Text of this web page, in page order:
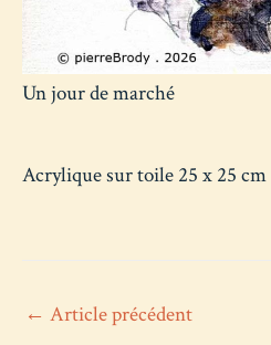
Un jour de marché
Acrylique sur toile 25 x 25 cm
Navigation
← Article précédent